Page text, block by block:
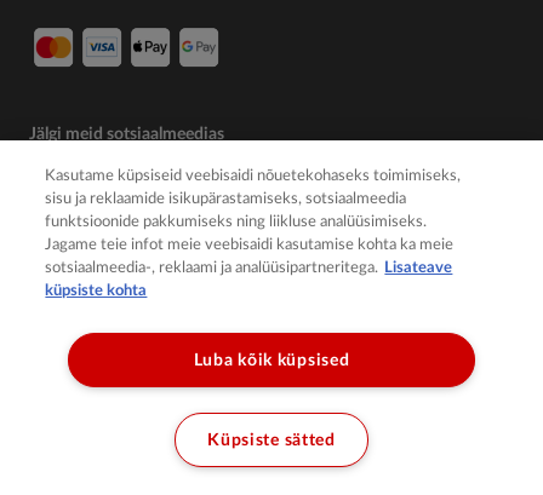
Jälgi meid sotsiaalmeedias
Kasutame küpsiseid veebisaidi nõuetekohaseks toimimiseks,
sisu ja reklaamide isikupärastamiseks, sotsiaalmeedia
funktsioonide pakkumiseks ning liikluse analüüsimiseks.
Jagame teie infot meie veebisaidi kasutamise kohta ka meie
sotsiaalmeedia-, reklaami ja analüüsipartneritega. Lisateave
küpsiste kohta
Luba kõik küpsised
Küpsiste sätted